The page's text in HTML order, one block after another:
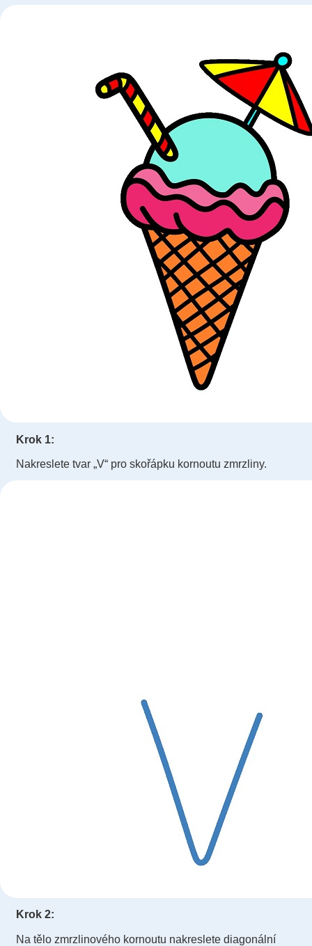
Krok 1:
Nakreslete tvar „V“ pro skořápku kornoutu zmrzliny.
Krok 2:
Na tělo zmrzlinového kornoutu nakreslete diagonální